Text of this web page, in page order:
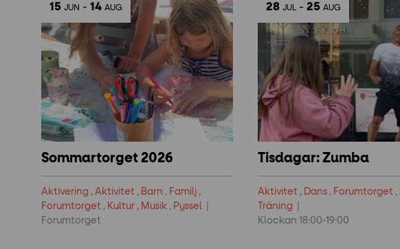
15 JUN - 14 AUG
Sommartorget 2026
Aktivering , Aktivitet , Barn , Familj ,
Forumtorget , Kultur , Musik , Pyssel
Forumtorget
28 JUL - 25 AUG
Tisdagar: Zumba
Aktivitet , Dans , Forumtorget ,
Träning
Klockan 18:00-19:00